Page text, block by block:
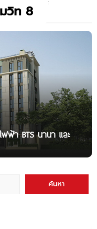
วิท 8
ฟฟ้า BTS นานา และ
ค้นหา